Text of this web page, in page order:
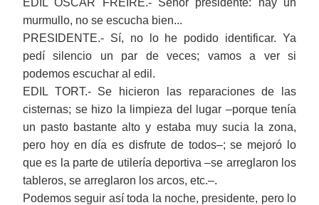
EDIL ÓSCAR FREIRE.- Señor presidente: hay un
murmullo, no se escucha bien...
PRESIDENTE.- Sí, no lo he podido identificar. Ya
pedí silencio un par de veces; vamos a ver si
podemos escuchar al edil.
EDIL TORT.- Se hicieron las reparaciones de las
cisternas; se hizo la limpieza del lugar ‒porque tenía
un pasto bastante alto y estaba muy sucia la zona,
pero hoy en día es disfrute de todos‒; se mejoró lo
que es la parte de utilería deportiva ‒se arreglaron los
tableros, se arreglaron los arcos, etc.‒.
Podemos seguir así toda la noche, presidente, pero lo